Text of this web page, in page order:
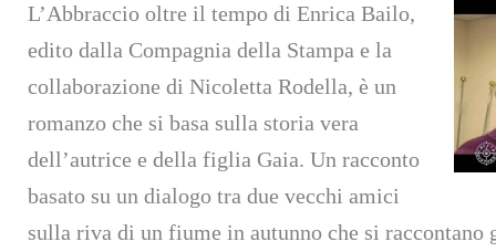
L’Abbraccio oltre il tempo di Enrica Bailo,
edito dalla Compagnia della Stampa e la
collaborazione di Nicoletta Rodella, è un
romanzo che si basa sulla storia vera
dell’autrice e della figlia Gaia. Un racconto
basato su un dialogo tra due vecchi amici
sulla riva di un fiume in autunno che si raccontano